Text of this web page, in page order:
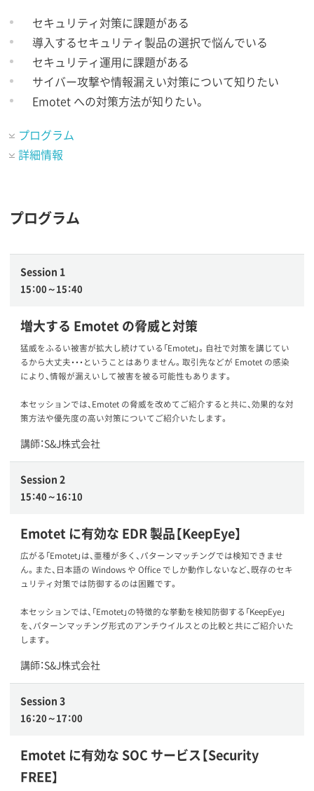
セキュリティ対策に課題がある
導入するセキュリティ製品の選択で悩んでいる
セキュリティ運用に課題がある
サイバー攻撃や情報漏えい対策について知りたい
Emotet への対策方法が知りたい。
プログラム
詳細情報
プログラム
Session 1
15：00～15：40
増大する Emotet の脅威と対策
猛威をふるい被害が拡大し続けている「Emotet」。自社で対策を講じてい
るから大丈夫・・・ということはありません。取引先などが Emotet の感染
により、情報が漏えいして被害を被る可能性もあります。
本セッションでは、Emotet の脅威を改めてご紹介すると共に、効果的な対
策方法や優先度の高い対策についてご紹介いたします。
講師：S&J株式会社
Session 2
15：40～16：10
Emotet に有効な EDR 製品【KeepEye】
広がる「Emotet」は、亜種が多く、パターンマッチングでは検知できませ
ん。また、日本語の Windows や Office でしか動作しないなど、既存のセキ
ュリティ対策では防御するのは困難です。
本セッションでは、「Emotet」の特徴的な挙動を検知防御する「KeepEye」
を、パターンマッチング形式のアンチウイルスとの比較と共にご紹介いた
します。
講師：S&J株式会社
Session 3
16：20～17：00
Emotet に有効な SOC サービス【Security
FREE】